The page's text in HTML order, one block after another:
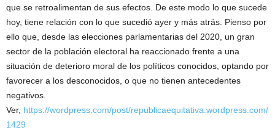
que se retroalimentan de sus efectos. De este modo lo que sucede
hoy, tiene relación con lo que sucedió ayer y más atrás. Pienso por
ello que, desde las elecciones parlamentarias del 2020, un gran
sector de la población electoral ha reaccionado frente a una
situación de deterioro moral de los políticos conocidos, optando por
favorecer a los desconocidos, o que no tienen antecedentes
negativos.
Ver, https://wordpress.com/post/republicaequitativa.wordpress.com/
1429